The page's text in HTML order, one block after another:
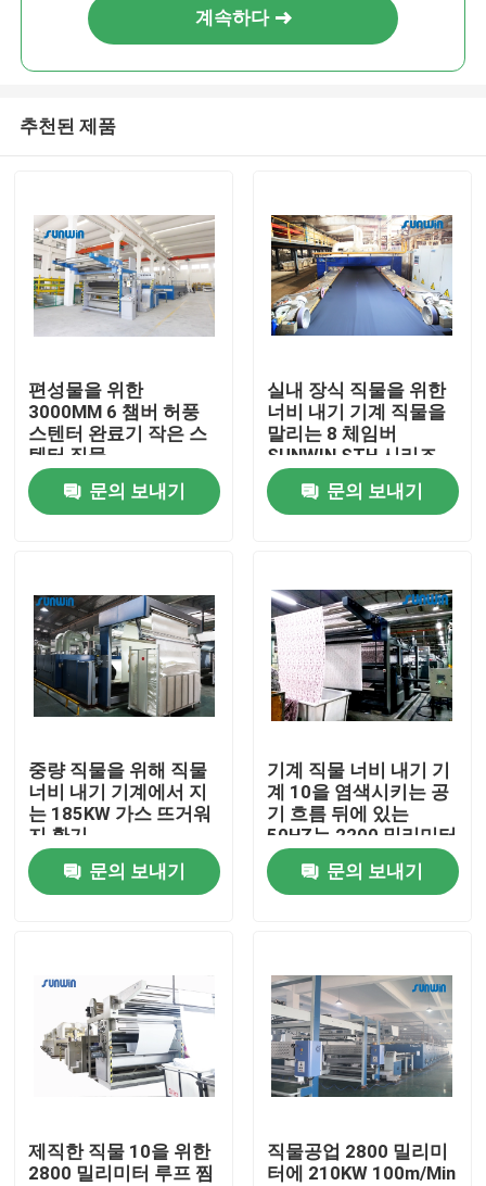
제품
우리에 대하여
공장 여행
품질 관리
연락주세요
직물 너비 내기 기계
구성 너비 내기 기계
계속하다
추천된 제품
편성물을 위한
3000MM 6 챔버 허풍
스텐터 완료기 작은 스
텐터 직물
문의 보내기
실내 장식 직물을 위한
너비 내기 기계 직물을
말리는 8 체임버
SUNWIN STH 시리즈
허풍
문의 보내기
중량 직물을 위해 직물
너비 내기 기계에서 지
는 185KW 가스 뜨거워
지 환기
문의 보내기
기계 직물 너비 내기 기
계 10을 염색시키는 공
기 흐름 뒤에 있는
50HZ는 2200 밀리미터
를 챔버에 수용합니다
문의 보내기
제직한 직물 10을 위한
2800 밀리미터 루프 찜
직물공업 2800 밀리미
터에 210KW 100m/Min